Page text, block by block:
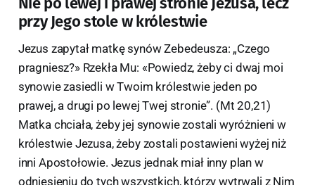
przy Jego stole w królestwie
Jezus zapytał matkę synów Zebedeusza: „Czego
pragniesz?» Rzekła Mu: «Powiedz, żeby ci dwaj moi
synowie zasiedli w Twoim królestwie jeden po
prawej, a drugi po lewej Twej stronie”. (Mt 20,21)
Matka chciała, żeby jej synowie zostali wyróżnieni w
królestwie Jezusa, żeby zostali postawieni wyżej niż
inni Apostołowie. Jezus jednak miał inny plan w
odniesieniu do tych wszystkich, którzy wytrwali z Nim